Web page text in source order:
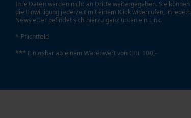
Ihre Daten werden nicht an Dritte weitergegeben. Sie können
die Einwilligung jederzeit mit einem Klick widerrufen, in jedem
Newsletter befindet sich hierzu ganz unten ein Link.
* Pflichtfeld
*** Einlösbar ab einem Warenwert von CHF 100,-